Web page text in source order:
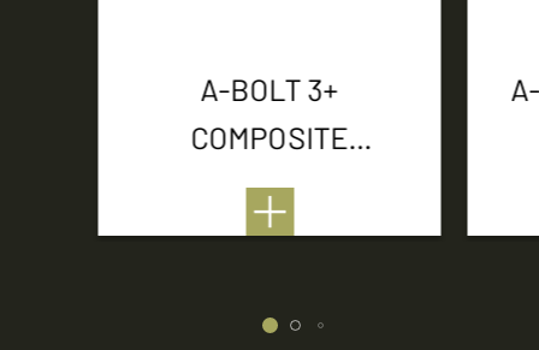
A-BOLT 3+
COMPOSITE
THREADED